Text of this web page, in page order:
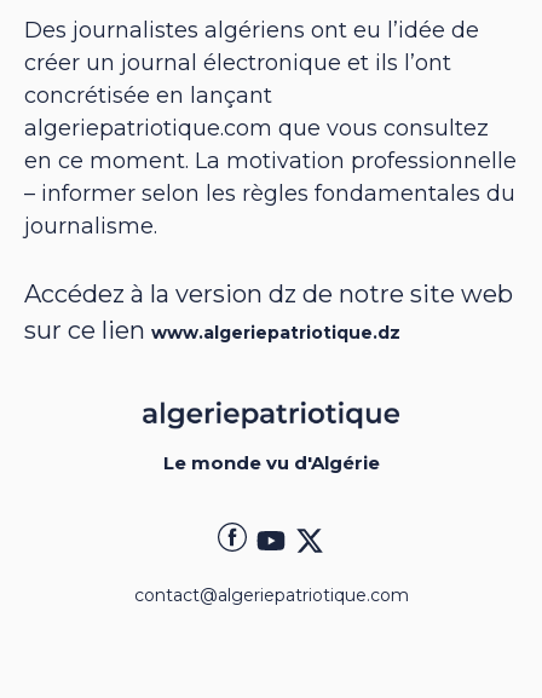
Des journalistes algériens ont eu l’idée de
créer un journal électronique et ils l’ont
concrétisée en lançant
algeriepatriotique.com que vous consultez
en ce moment. La motivation professionnelle
– informer selon les règles fondamentales du
journalisme.
Accédez à la version dz de notre site web
sur ce lien www.algeriepatriotique.dz
Le monde vu d'Algérie
contact@algeriepatriotique.com